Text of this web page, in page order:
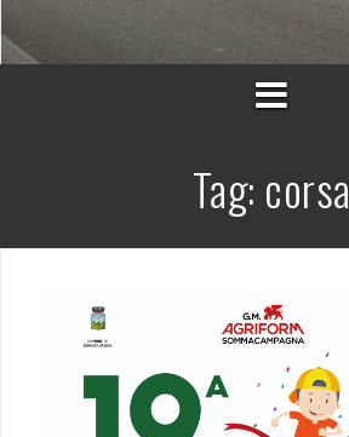
Tag: corsa